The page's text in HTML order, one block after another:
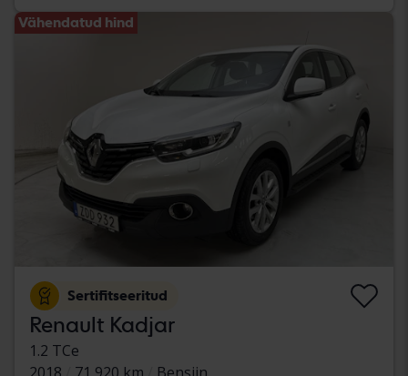
Vähendatud hind
Sertifitseeritud
Renault Kadjar
1.2 TCe
2018
71 920 km Bensiin